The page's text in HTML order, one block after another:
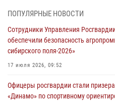
акции «Коробка храбрости»
Сотрудники Росгвардии провели
03 июля 2026, 04:03
ПОПУЛЯРНЫЕ НОВОСТИ
Сотрудники Управления
обеспечили безопасность
сибирского поля-2026»
17 июля 2026, 09:52
Офицеры росгвардии стали
«Динамо» по спортивному